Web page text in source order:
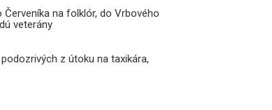
Červeníka na folklór, do Vrbového
veterány
z útoku na taxikára,